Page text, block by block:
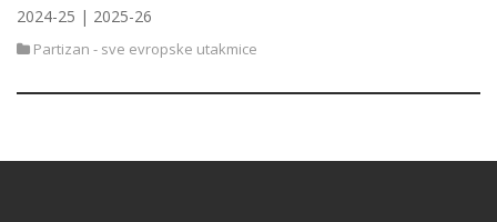
2024-25 | 2025-26
Partizan - sve evropske utakmice